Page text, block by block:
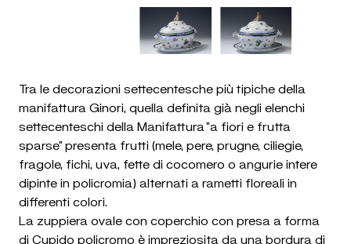
Tra le decorazioni settecentesche più tipiche della
manifattura Ginori, quella definita già negli elenchi
settecenteschi della Manifattura “a fiori e frutta
sparse” presenta frutti (mele, pere, prugne, ciliegie,
fragole, fichi, uva, fette di cocomero o angurie intere
dipinte in policromia) alternati a rametti floreali in
differenti colori.
La zuppiera ovale con coperchio con presa a forma
di Cupido policromo è impreziosita da una bordura di